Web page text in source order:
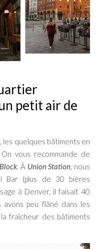
petit air de
quelques bâtiments en
vous recommande de
. À Union Station, nous
Bar (plus de 30 bières
à Denver, il faisait 40
avons peu flâné dans les
fraîcheur des bâtiments